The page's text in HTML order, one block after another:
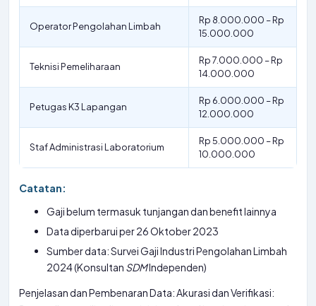
Operator Pengolahan Limbah
Rp 8.000.000 – Rp
15.000.000
Teknisi Pemeliharaan
Rp 7.000.000 – Rp
14.000.000
Petugas K3 Lapangan
Rp 6.000.000 – Rp
12.000.000
Staf Administrasi Laboratorium
Rp 5.000.000 – Rp
10.000.000
Catatan:
Gaji belum termasuk tunjangan dan benefit lainnya
Data diperbarui per 26 Oktober 2023
Sumber data: Survei Gaji Industri Pengolahan Limbah
2024 (Konsultan SDMIndependen)
Penjelasan dan Pembenaran Data: Akurasi dan Verifikasi: